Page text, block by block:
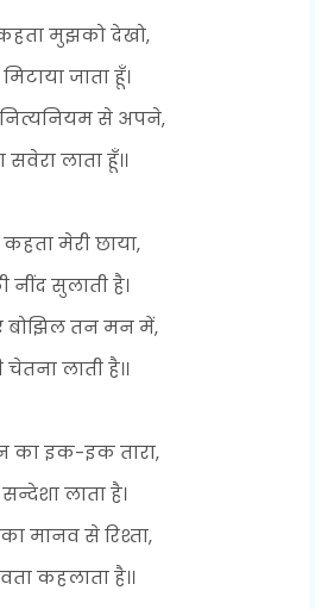
मुझको देखो,
जाता हूँ।
से अपने,
सवेरा लाता हूँ।।
कहता मेरी छाया,
नींद सुलाती है।
तन मन में,
लाती है।।
का इक-इक तारा,
लाता है।
मानव से रिश्ता,
कहलाता है।।